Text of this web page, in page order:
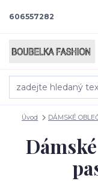
606557282
Úvod DÁMSKÉ